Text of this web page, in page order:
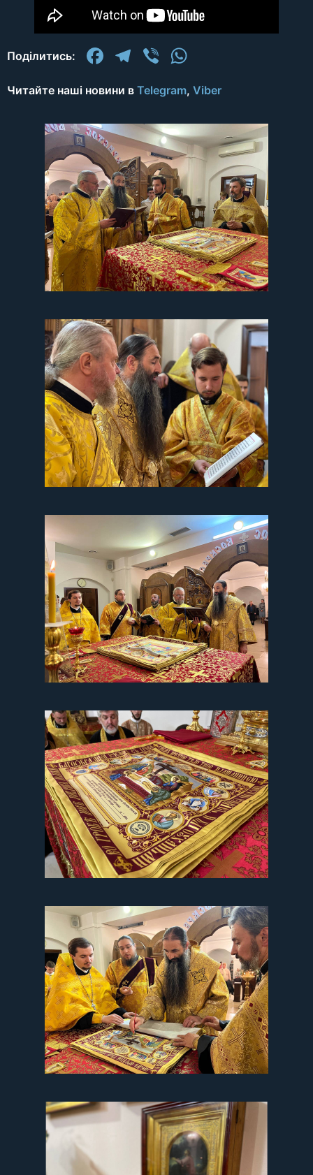
Поділитись: Facebook
Telegram
Viber
Читайте наші новини в Telegram, Viber